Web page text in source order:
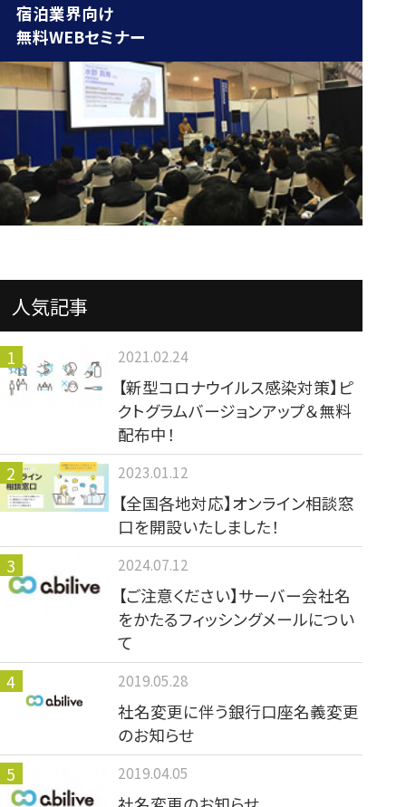
宿泊業界向け
無料WEBセミナー
人気記事
2021.02.24
【新型コロナウイルス感染対策】ピ
クトグラムバージョンアップ＆無料
配布中！
2023.01.12
【全国各地対応】オンライン相談窓
口を開設いたしました！
2024.07.12
【ご注意ください】サーバー会社名
をかたるフィッシングメールについ
て
2019.05.28
社名変更に伴う銀行口座名義変更
のお知らせ
2019.04.05